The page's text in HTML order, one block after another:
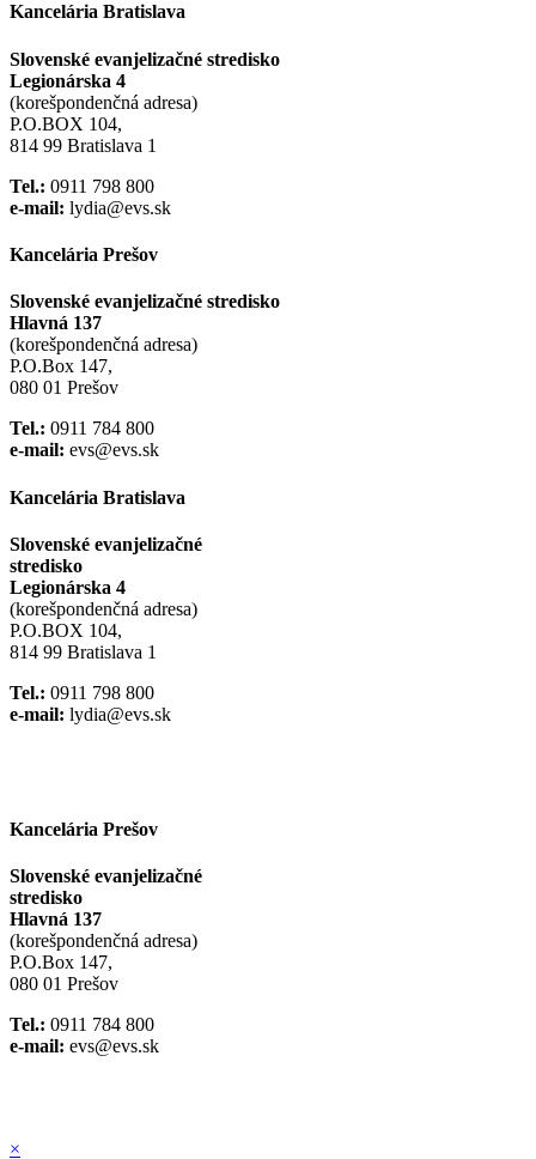
Kancelária Bratislava
Slovenské evanjelizačné stredisko
Legionárska 4
(korešpondenčná adresa)
P.O.BOX 104,
814 99 Bratislava 1
Tel.: 0911 798 800
e-mail: lydia@evs.sk
Kancelária Prešov
Slovenské evanjelizačné stredisko
Hlavná 137
(korešpondenčná adresa)
P.O.Box 147,
080 01 Prešov
Tel.: 0911 784 800
e-mail: evs@evs.sk
Kancelária Bratislava
Slovenské evanjelizačné
stredisko
Legionárska 4
(korešpondenčná adresa)
P.O.BOX 104,
814 99 Bratislava 1
Tel.: 0911 798 800
e-mail: lydia@evs.sk
Kancelária Prešov
Slovenské evanjelizačné
stredisko
Hlavná 137
(korešpondenčná adresa)
P.O.Box 147,
080 01 Prešov
Tel.: 0911 784 800
e-mail: evs@evs.sk
×